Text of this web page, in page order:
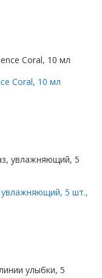
Coral, 10 мл
увлажняющий, 5 шт.,